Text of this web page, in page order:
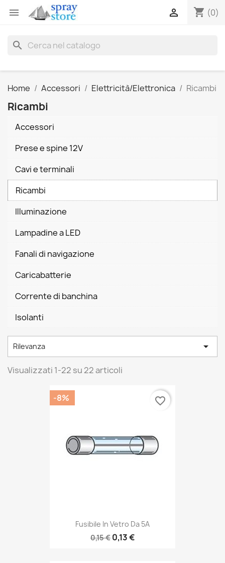
 shopping_cart (0)

search
Home Accessori Elettricità/Elettronica Ricambi
Ricambi
Accessori
Prese e spine 12V
Cavi e terminali
Ricambi
Illuminazione
Lampadine a LED
Fanali di navigazione
Caricabatterie
Corrente di banchina
Isolanti
Rilevanza 
Visualizzati 1-22 su 22 articoli
Fusibile In Vetro Da 5A
0,15 € 0,13 €
-8% favorite_border